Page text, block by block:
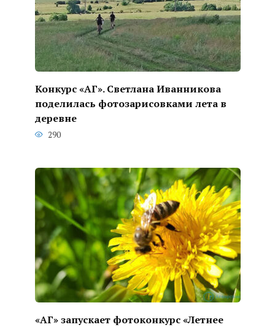
Конкурс «АГ». Светлана Иванникова
поделилась фотозарисовками лета в
деревне
290
«АГ» запускает фотоконкурс «Летнее